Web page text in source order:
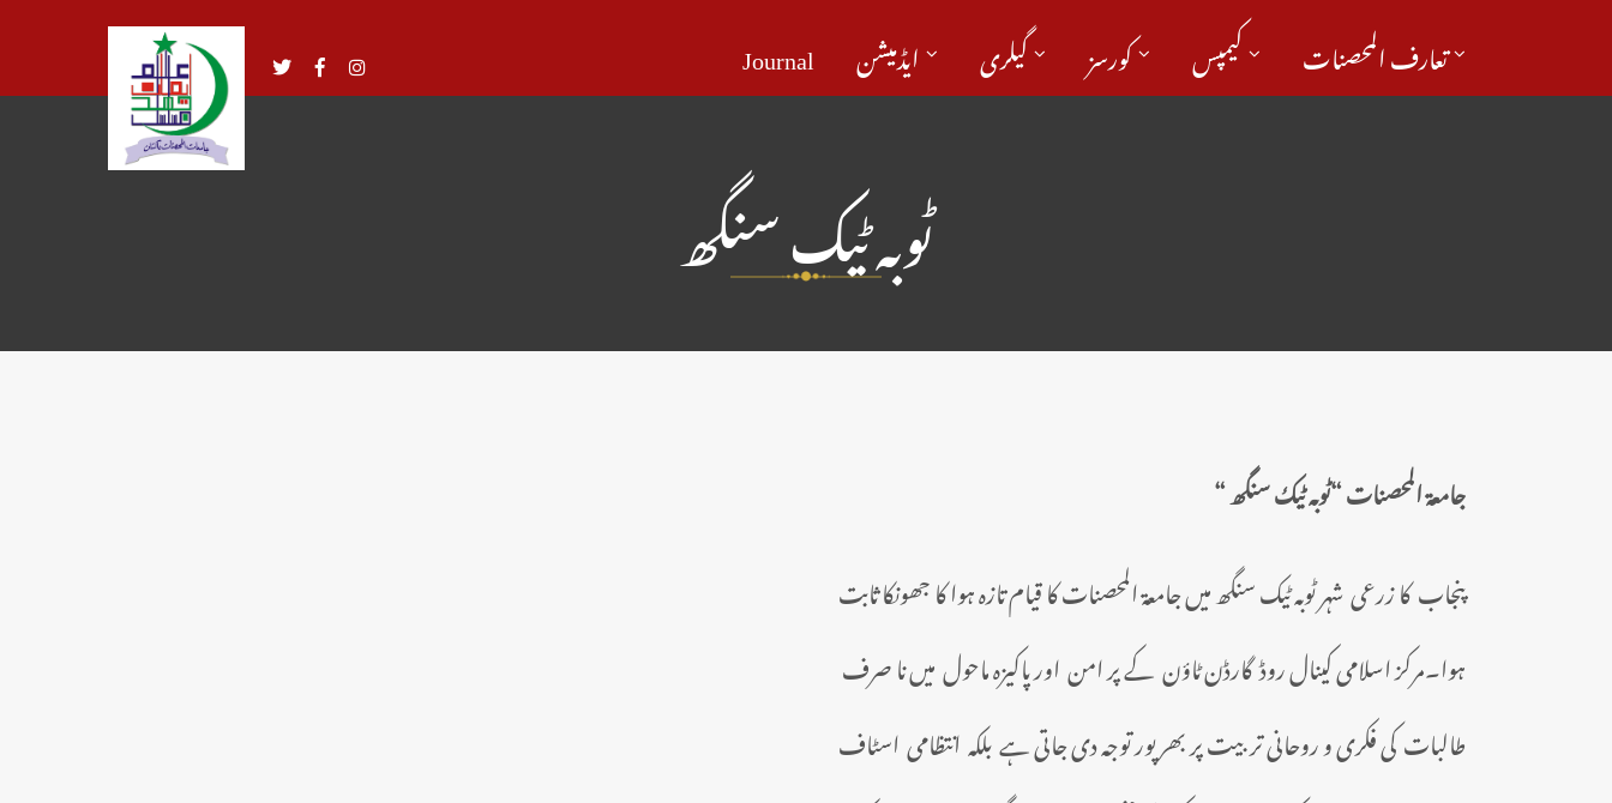
Journal ایڈمیشن گیلری کورسز کیمپس تعارف المحصنات
ٹوبہ ٹیک سنگھ
جامعۃ المحصنات “ٹوبہ ٹیک سنگھ “
پنجاب کازرعیشہر ٹوبہ ٹیک سنگھ میں جامعۃ المحصنات کا قیام تازہ ہوا کا جھونکا ثابت
ہوا۔مرکز اسلامی کینال روڈ گارڈن ٹاؤن کے پر امن اور پاکیزہماحول میں نا صرف
طالبات کی فکری و روحانی تربیت پر بھرپور توجہ دی جاتی ہے بلکہ انتظامی اسٹاف